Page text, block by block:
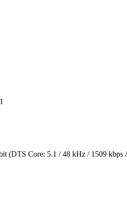
Core: 5.1 / 48 kHz / 1509 kbps